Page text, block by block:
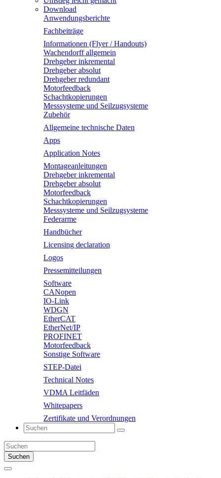
Download
Anwendungsberichte
Fachbeiträge
Informationen (Flyer / Handouts)
Wachendorff allgemein
Drehgeber inkremental
Drehgeber absolut
Drehgeber redundant
Motorfeedback
Schachtkopierungen
Messsysteme und Seilzugsysteme
Zubehör
Allgemeine technische Daten
Apps
Application Notes
Montageanleitungen
Drehgeber inkremental
Drehgeber absolut
Motorfeedback
Schachtkopierungen
Messsysteme und Seilzugsysteme
Federarme
Handbücher
Licensing declaration
Logos
Pressemitteilungen
Software
CANopen
IO-Link
WDGN
EtherCAT
EtherNet/IP
PROFINET
Motorfeedback
Sonstige Software
STEP-Datei
Technical Notes
VDMA Leitfäden
Whitepapers
Zertifikate und Verordnungen
Suchen